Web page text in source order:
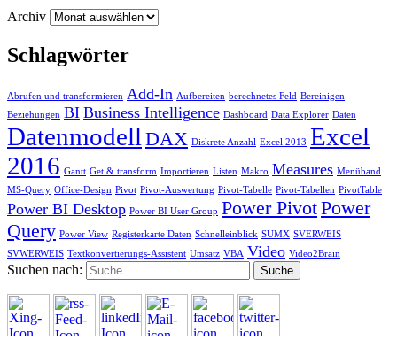
Archiv
Schlagwörter
Abrufen und transformieren Add-In Aufbereiten berechnetes Feld Bereinigen
Beziehungen BI Business Intelligence Dashboard Data Explorer Daten
Datenmodell DAX Diskrete Anzahl Excel 2013 Excel
2016 Gantt Get & transform Importieren Listen Makro Measures Menüband
MS-Query Office-Design Pivot Pivot-Auswertung Pivot-Tabelle Pivot-Tabellen PivotTable
Power BI Desktop Power BI User Group Power PivotPower
Query Power View Registerkarte Daten Schnelleinblick SUMX SVERWEIS
SVWERWEIS Textkonvertierungs-Assistent Umsatz VBA Video Video2Brain
Suchen nach: